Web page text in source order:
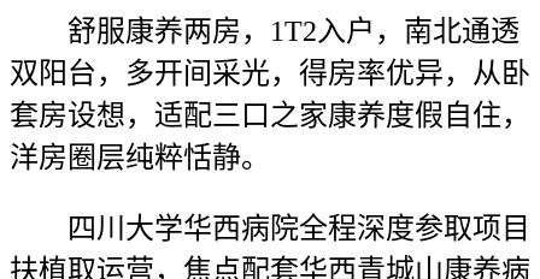
舒服康养两房，1T2入户，南北通透
双阳台，多开间采光，得房率优异，从卧
套房设想，适配三口之家康养度假自住，
洋房圈层纯粹恬静。
四川大学华西病院全程深度参取项目
扶植取运营，焦点配套华西青城山康养病